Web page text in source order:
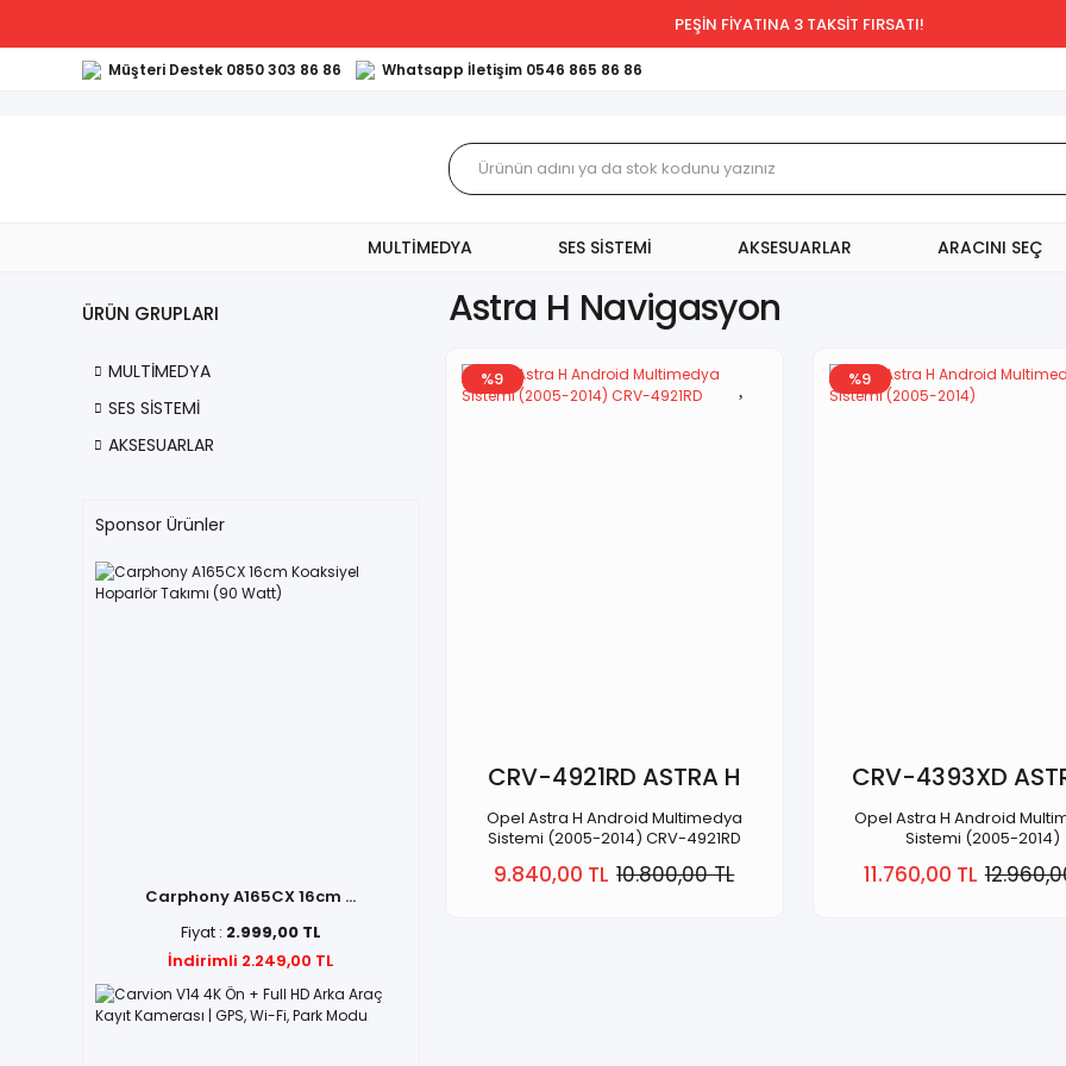
PEŞİN FİYATINA 3 TAKSİT FIRSATI!
Müşteri Destek 0850 303 86 86 Whatsapp İletişim 0546 865 86 86
MULTİMEDYA SES SİSTEMİ AKSESUARLAR ARACINI SEÇ
ÜRÜN GRUPLARI
MULTİMEDYA
SES SİSTEMİ
AKSESUARLAR
Sponsor Ürünler
Carphony A165CX 16cm ...
Fiyat : 2.999,00 TL
İndirimli 2.249,00 TL
Astra H Navigasyon
%9
CRV-4921RD ASTRA H
Opel Astra H Android Multimedya
Sistemi (2005-2014) CRV-4921RD
9.840,00 TL 10.800,00 TL
%9
CRV-4393XD
Opel Astra H Android
Sistemi (2005-2014)
11.760,00 TL